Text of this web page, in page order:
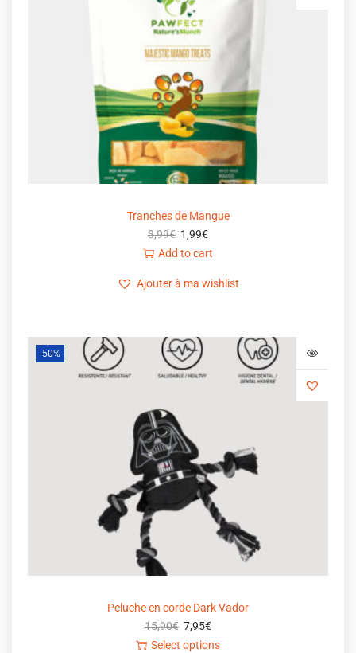
Tranches de Mangue
3,99€ 1,99€
Add to cart
Ajouter à ma wishlist
-50%
Peluche en corde Dark Vador
15,90€ 7,95€
Select options